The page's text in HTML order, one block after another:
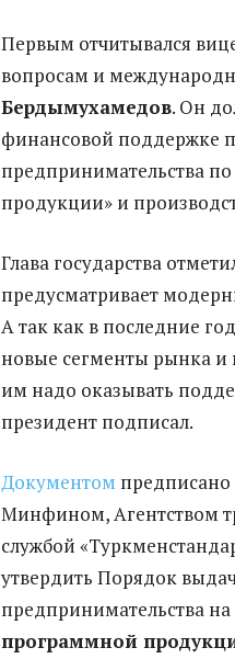
Первым отчитывался
вопросам и
Бердымухамедов. Он
финансовой поддержке
предпринимательства
продукции» и
Глава государства
предусматривает
А так как в последние
новые сегменты рынка
им надо оказывать
президент подписал.
Документом
Минфином, Агентством
службой
утвердить Порядок
предпринимательства
программной